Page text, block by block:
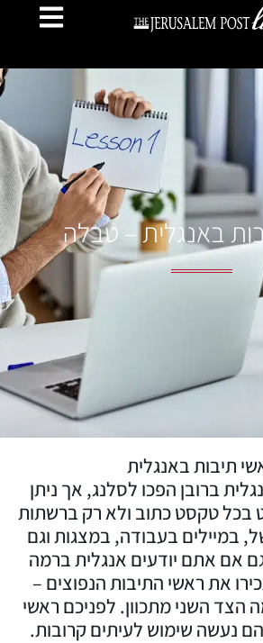
באנגלית – טבלה
תיבות באנגלית
ברובן הפכו לסלנג, אך ניתן
בכל טקסט כתוב ולא רק ברשתות
במיילים בעבודה, במצגות וגם
אם אתם יודעים אנגלית ברמה
את ראשי התיבות הנפוצים –
הצד השני מתכוון. לפניכם ראשי
נעשה שימוש לעיתים קרובות.